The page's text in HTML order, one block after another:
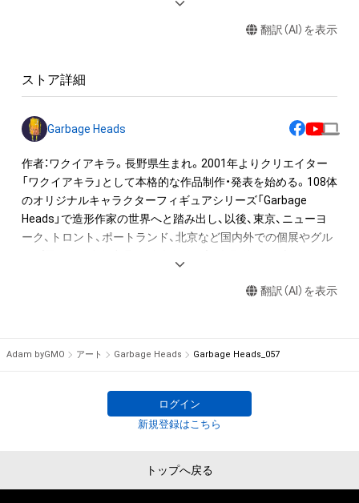
・本アイテムに関する創作物(画像および映像、音楽、商標または
ロゴ等を含みますがこれらに限られません。)にかかる知的財産
権(著作権、特許権、実用新案権、商標権、意匠権その他の知的財
産権(それらの権利を取得し、又はそれらの権利につき登録等を
出願する権利を含みます。)を意味します。)は、本アイテムの著
作権を有する方、著作隣接権の権利者またはその管理委託を受
けている者によって保護されています。そのため、本アイテム
知的財産権を有することを意味しません。
・本アイテムの著作権を有する方、著作隣接権の権利者またはそ
ル、リバースエンジニアリングを含みますが、これに限定されま
・本アイテムに関する創作物の利用については、公序良俗や法令
に反する利用またはその恐れのある利用など、作成者が不適切
保有者、その他第三者が損害を被った場合、その損害がいかなる
原因で発生したものであっても、本アイテムの著作権を有する
翻訳（AI）を表示
ストア詳細
Garbage Heads
作者：ワクイアキラ。長野県生まれ。2001年よりクリエイター
「ワクイアキラ」として本格的な作品制作・発表を始める。108体
のオリジナルキャラクターフィギュアシリーズ「Garbage
Heads」で造形作家の世界へと踏み出し、以後、東京、ニューヨ
ーク、トロント、ポートランド、北京など国内外での個展やグル
イブペインティングを行う。また2009年よりユニバーサルスタ
ザインワークを担当。ロサンゼルスのBartKresa Studioに所属
動の幅を広げ個展やアートフェアで作品を展示・販売す。2019
年からは３Dでの作品表現もはじめながら、YouTuberとして２
０か国にのべ２５００人の生徒を持つ。（2021年現在）また陶芸
翻訳（AI）を表示
Adam byGMO アート Garbage Heads Garbage Heads_057
ログイン
新規登録はこちら
トップへ戻る